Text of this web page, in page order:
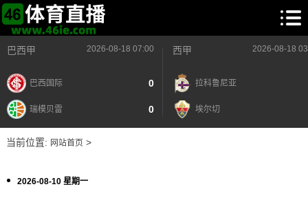
巴西甲 2026-08-18 07:00
巴西国际 0
瑞模贝雷 0
西甲 2026-08-18
拉科鲁尼亚
埃尔切
当前位置: 网站首页>
2026-08-10 星期一